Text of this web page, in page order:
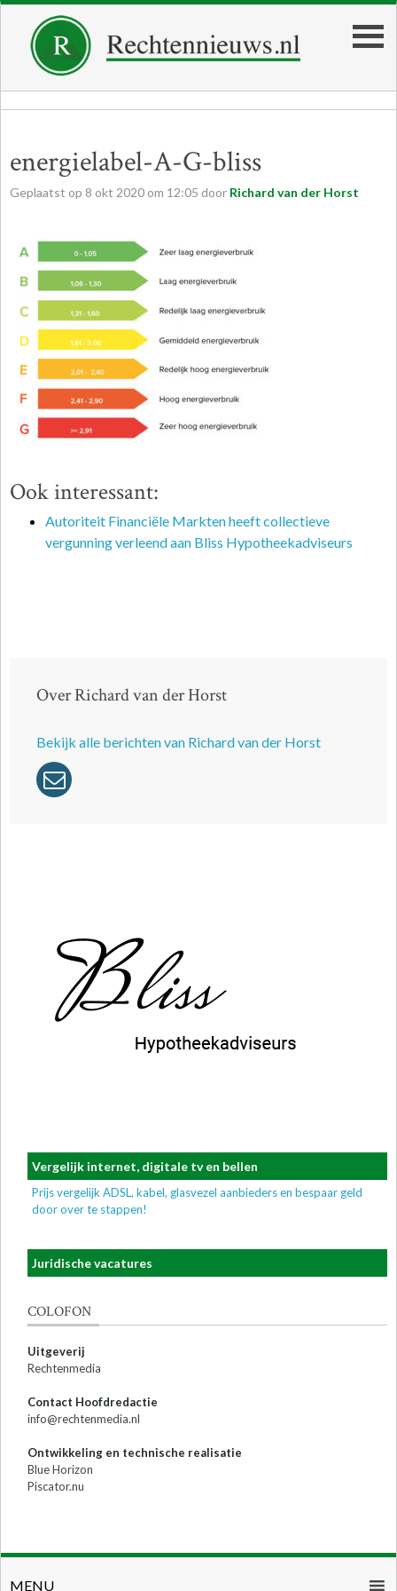
energielabel-A-G-bliss
Geplaatst op 8 okt 2020 om 12:05 door Richard van der Horst
Ook interessant:
Autoriteit Financiële Markten heeft collectieve
vergunning verleend aan Bliss Hypotheekadviseurs
Over Richard van der Horst
Bekijk alle berichten van Richard van der Horst
Vergelijk internet, digitale tv en bellen
Prijs vergelijk ADSL, kabel, glasvezel aanbieders en bespaar geld
door over te stappen!
Juridische vacatures
COLOFON
Uitgeverij
Rechtenmedia
Contact Hoofdredactie
info@rechtenmedia.nl
Ontwikkeling en technische realisatie
Blue Horizon
Piscator.nu
MENU